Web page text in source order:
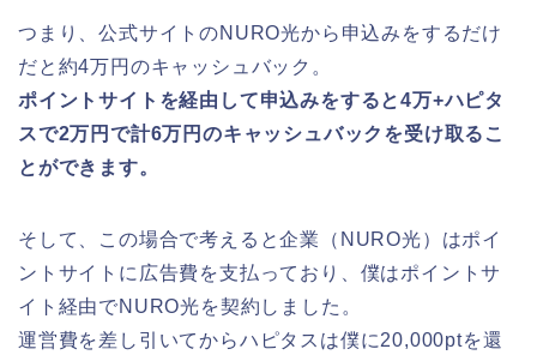
つまり、公式サイトのNURO光から申込みをするだけ
だと約4万円のキャッシュバック。
ポイントサイトを経由して申込みをすると4万+ハピタ
スで2万円で計6万円のキャッシュバックを受け取るこ
とができます。
そして、この場合で考えると企業（NURO光）はポイ
ントサイトに広告費を支払っており、僕はポイントサ
イト経由でNURO光を契約しました。
運営費を差し引いてからハピタスは僕に20,000ptを還